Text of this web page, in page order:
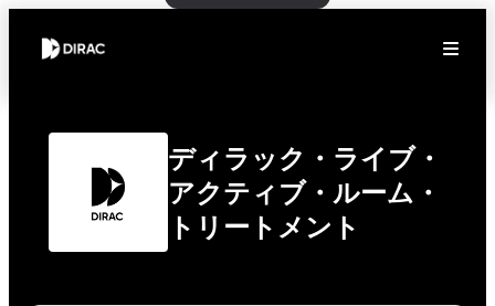
ディラック・ライブ・
アクティブ・ルーム・
トリートメント